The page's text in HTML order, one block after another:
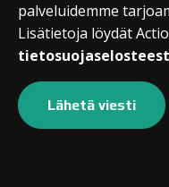
palveluidemme
Lisätietoja löydät